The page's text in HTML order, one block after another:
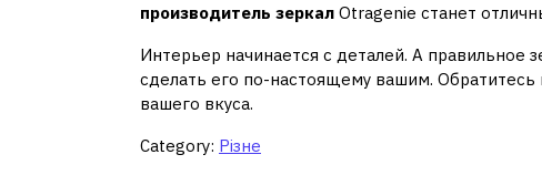
производитель зеркал Otragenie станет
Интерьер начинается с деталей. А правильное
сделать его по-настоящему вашим.
вашего вкуса.
Category: Різне